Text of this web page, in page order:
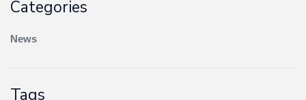
Categories
News
Tags